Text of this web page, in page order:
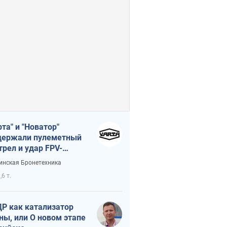
и "Новатор"
пулеметный
и удар FPV-
сохранив жизнь
Бронетехника
т.
как катализатор
или О новом этапе